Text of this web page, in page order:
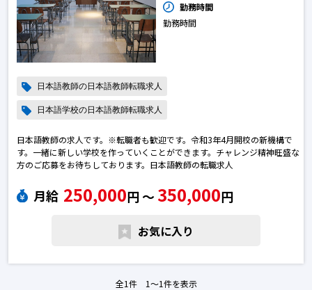
勤務時間
勤務時間
日本語教師の日本語教師転職求人
日本語学校の日本語教師転職求人
日本語教師の求人です。※転職者も歓迎です。令和3年4月開校の新機構で
す。一緒に新しい学校を作っていくことができます。チャレンジ精神旺盛な
方のご応募をお待ちしております。日本語教師の転職求人
月給 250,000円 〜 350,000円
お気に入り
全1件 1〜1件を表示